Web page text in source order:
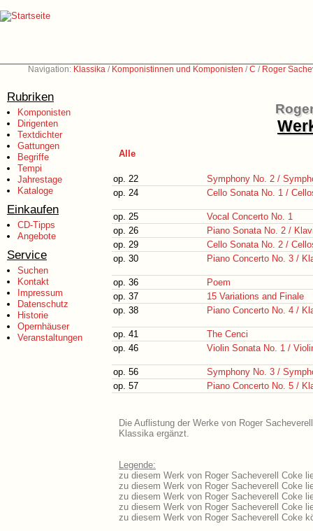
Navigation: Klassika / Komponistinnen und Komponisten /C / Roger
Rubriken
Komponisten
Dirigenten
Textdichter
Gattungen
Begriffe
Tempi
Jahrestage
Kataloge
Einkaufen
CD-Tipps
Angebote
Service
Suchen
Kontakt
Impressum
Datenschutz
Historie
Opernhäuser
Veranstaltungen
Alle
op. 22
Symphony No. 2 /
op. 24
Cello Sonata No. 1 /
op. 25
Vocal Concerto No. 1
op. 26
Piano Sonata No. 2 /
op. 29
Cello Sonata No. 2 /
op. 30
Piano Concerto No. 3 /
op. 36
Poem
op. 37
15 Variations and Finale
op. 38
Piano Concerto No. 4 /
op. 41
The Cenci
op. 46
Violin Sonata No. 1 /
op. 56
Symphony No. 3 /
op. 57
Piano Concerto No. 5 /
Die Auflistung der Werke von Roger
Klassika ergänzt.
Legende:
zu diesem Werk von Roger Sacheverell Coke
zu diesem Werk von Roger Sacheverell Coke
zu diesem Werk von Roger Sacheverell Coke
zu diesem Werk von Roger Sacheverell Coke
zu diesem Werk von Roger Sacheverell Coke